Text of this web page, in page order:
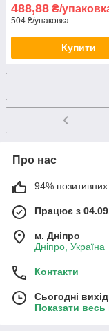
488,88 ₴/
504 ₴/упаковка
Купити
Про нас
94% позитивних
Працює з
м. Дніпро
Дніпро, Україна
Контакти
Сьогодні
Показати весь